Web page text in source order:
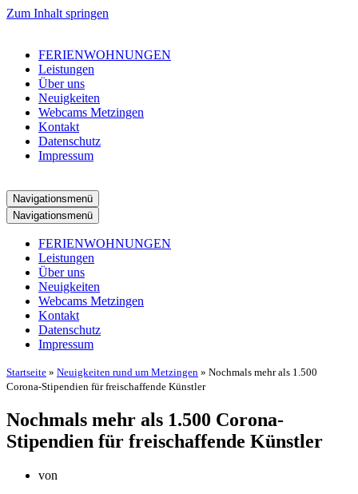
Zum Inhalt springen
FERIENWOHNUNGEN
Leistungen
Über uns
Neuigkeiten
Webcams Metzingen
Kontakt
Datenschutz
Impressum
Navigationsmenü
Navigationsmenü
FERIENWOHNUNGEN
Leistungen
Über uns
Neuigkeiten
Webcams Metzingen
Kontakt
Datenschutz
Impressum
Startseite » Neuigkeiten rund um Metzingen » Nochmals mehr als 1.500
Corona-Stipendien für freischaffende Künstler
Nochmals mehr als 1.500 Corona-
Stipendien für freischaffende Künstler
von